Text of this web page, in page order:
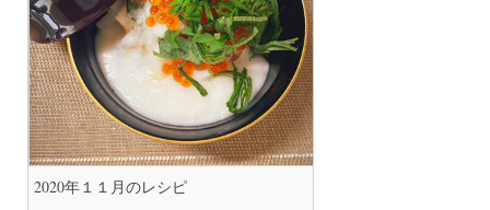
2020年１１月のレシピ